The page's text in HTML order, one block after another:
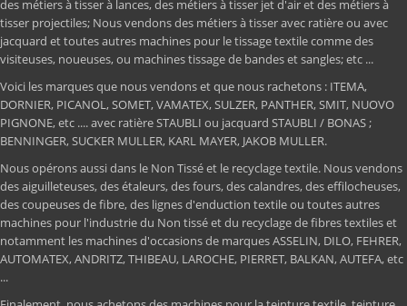
des métiers à tisser à lances, des métiers à tisser jet d'air et des métiers à
tisser projectiles; Nous vendons des métiers à tisser avec ratière ou avec
jacquard et toutes autres machines pour le tissage textile comme des
visiteuses, noueuses, ou machines tissage de bandes et sangles; etc ...
Voici les marques que nous vendons et que nous rachetons : ITEMA,
DORNIER, PICANOL, SOMET, VAMATEX, SULZER, PANTHER, SMIT, NUOVO
PIGNONE, etc .... avec ratière STAUBLI ou jacquard STAUBLI / BONAS ;
BENNINGER, SUCKER MULLER, KARL MAYER, JAKOB MULLER.
Nous opérons aussi dans le Non Tissé et le recyclage textile. Nous vendons
des aiguilleteuses, des étaleurs, des fours, des calandres, des effilocheuses,
des coupeuses de fibre, des lignes d'enduction textile ou toutes autres
machines pour l'industrie du Non tissé et du recyclage de fibres textiles et
notamment les machines d'occasions de marques ASSELIN, DILO, FEHRER,
AUTOMATEX, ANDRITZ, THIBEAU, LAROCHE, PIERRET, BALKAN, AUTEFA, etc
...